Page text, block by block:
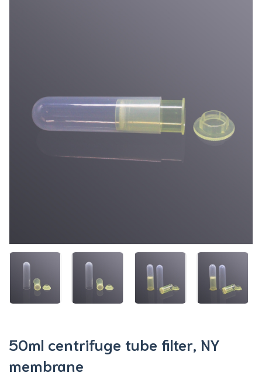
50ml centrifuge tube filter, NY
membrane